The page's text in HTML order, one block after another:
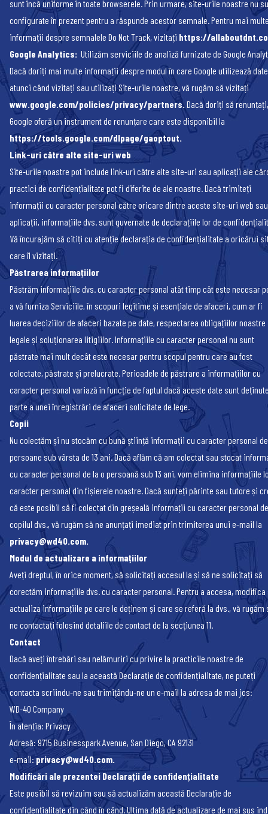
sunt încă uniforme în toate browserele. Prin urmare, site-urile noastre nu
configurate în prezent pentru a răspunde acestor semnale. Pentru mai
informații despre semnalele Do Not Track, vizitați https://
Google Analytics: Utilizăm serviciile de analiză furnizate de Google
Dacă doriți mai multe informații despre modul în care Google utilizează
atunci când vizitați sau utilizați Site-urile noastre, vă rugăm să vizitați
www.google.com/policies/privacy/partners. Dacă doriți să renunțați,
Google oferă un instrument de renunțare care este disponibil la
https://tools.google.com/dlpage/gaoptout.
Link-uri către alte site-uri web
Site-urile noastre pot include link-uri către alte site-uri sau aplicații ale
practici de confidențialitate pot fi diferite de ale noastre. Dacă trimiteți
informații cu caracter personal către oricare dintre aceste site-uri web sau
aplicații, informațiile dvs. sunt guvernate de declarațiile lor de
Vă încurajăm să citiți cu atenție declarația de confidențialitate a oricărui
care îl vizitați.
Păstrarea informațiilor
Păstrăm informațiile dvs. cu caracter personal atât timp cât este necesar
a vă furniza Serviciile, în scopuri legitime și esențiale de afaceri, cum ar fi
luarea deciziilor de afaceri bazate pe date, respectarea obligațiilor noastre
legale și soluționarea litigiilor. Informațiile cu caracter personal nu sunt
păstrate mai mult decât este necesar pentru scopul pentru care au fost
colectate, păstrate și prelucrate. Perioadele de păstrare a informațiilor cu
caracter personal variază în funcție de faptul dacă aceste date sunt
parte a unei înregistrări de afaceri solicitate de lege.
Copii
Nu colectăm și nu stocăm cu bună știință informații cu caracter personal
persoane sub vârsta de 13 ani. Dacă aflăm că am colectat sau stocat
cu caracter personal de la o persoană sub 13 ani, vom elimina informațiile
caracter personal din fișierele noastre. Dacă sunteți părinte sau tutore și
că este posibil să fi colectat din greșeală informații cu caracter personal
copilul dvs., vă rugăm să ne anunțați imediat prin trimiterea unui e-mail la
privacy@wd40.com.
Modul de actualizare a informațiilor
Aveți dreptul, în orice moment, să solicitați accesul la și să ne solicitați să
corectăm informațiile dvs. cu caracter personal. Pentru a accesa, modifica
actualiza informațiile pe care le deținem și care se referă la dvs., vă rugăm
ne contactați folosind detaliile de contact de la secțiunea 11.
Contact
Dacă aveți întrebări sau nelămuriri cu privire la practicile noastre de
confidențialitate sau la această Declarație de confidențialitate, ne puteți
contacta scriindu-ne sau trimițându-ne un e-mail la adresa de mai jos:
WD-40 Company
În atenția: Privacy
Adresă: 9715 Businesspark Avenue, San Diego, CA 92131
e-mail:privacy@wd40.com.
Modificări ale prezentei Declarații de confidențialitate
Este posibil să revizuim sau să actualizăm această Declarație de
confidențialitate din când în când. Ultima dată de actualizare de mai sus